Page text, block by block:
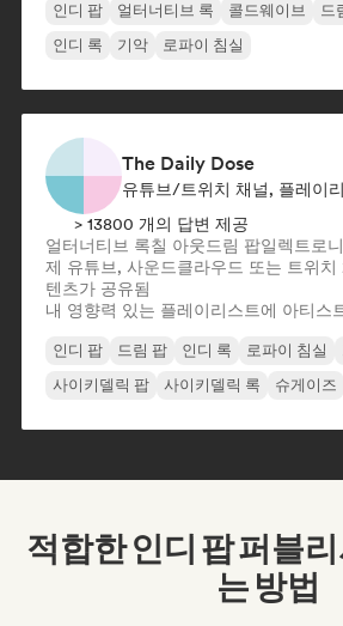
인디 팝 얼터너티브 록 콜드웨이브 드
인디 록
기악 로파이 침실
The Daily Dose
유튜브/트위치 채널, 플레이
> 13800 개의 답변 제공
얼터너티브 록칠 아웃드림 팝일렉트로
제 유튜브, 사운드클라우드 또는 트위치
텐츠가 공유됨
내 영향력 있는 플레이리스트에 아티스
인디 팝 드림 팝 인디 록 로파이 침실
사이키델릭 팝
사이키델릭 록 슈게이즈
적합한 인디 팝 퍼블
는 방법